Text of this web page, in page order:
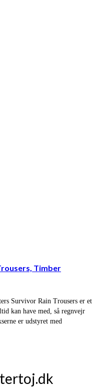
Timber
Survivor Rain Trousers er et
kan have med, så regnvejr
er udstyret med